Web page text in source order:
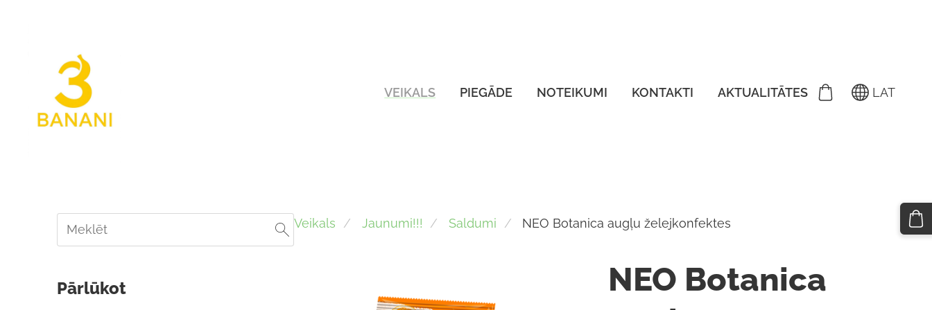
VEIKALS PIEGĀDE NOTEIKUMI KONTAKTI AKTUALITĀTES LAT
Pārlūkot
Veikals Jaunumi!!! Saldumi NEO Botanica augļu želejkonfektes
NEO Botanica